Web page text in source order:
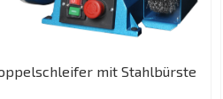
mit Stahlbürste